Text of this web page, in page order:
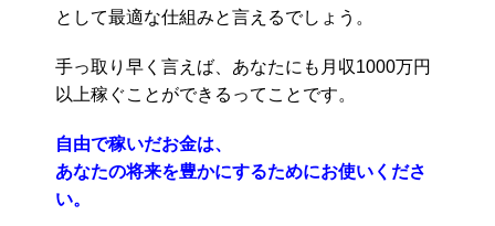
として最適な仕組みと言えるでしょう。
手っ取り早く言えば、あなたにも月収1000万円
以上稼ぐことができるってことです。
自由で稼いだお金は、
あなたの将来を豊かにするためにお使いくださ
い。